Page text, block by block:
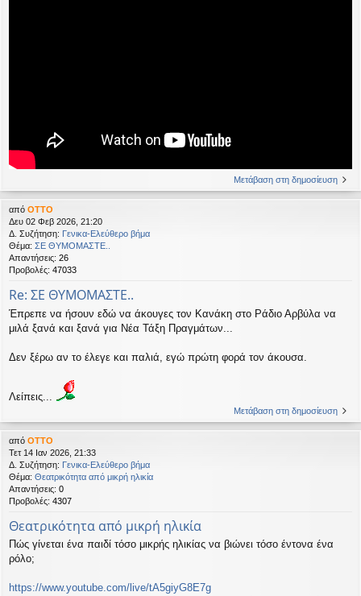
Μετάβαση στη δημοσίευση
από OTTO
Δευ 02 Φεβ 2026, 21:20
Δ. Συζήτηση: Γενικα-Ελεύθερο βήμα
Θέμα: ΣΕ ΘΥΜΟΜΑΣΤΕ..
Απαντήσεις: 26
Προβολές: 47033
Re: ΣΕ ΘΥΜΟΜΑΣΤΕ..
Έπρεπε να ήσουν εδώ να άκουγες τον Κανάκη στο Ράδιο Αρβύλα να
μιλά ξανά και ξανά για Νέα Τάξη Πραγμάτων...
Δεν ξέρω αν το έλεγε και παλιά, εγώ πρώτη φορά τον άκουσα.
Λείπεις...
Μετάβαση στη δημοσίευση
από OTTO
Τετ 14 Ιαν 2026, 21:33
Δ. Συζήτηση: Γενικα-Ελεύθερο βήμα
Θέμα: Θεατρικότητα από μικρή ηλικία
Απαντήσεις: 0
Προβολές: 4307
Θεατρικότητα από μικρή ηλικία
Πώς γίνεται ένα παιδί τόσο μικρής ηλικίας να βιώνει τόσο έντονα ένα
ρόλο;
https://www.youtube.com/live/tA5giyG8E7g